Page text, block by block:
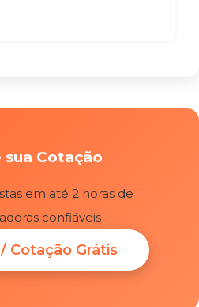
Cotação
em até 2 horas de
confiáveis
Cotação Grátis